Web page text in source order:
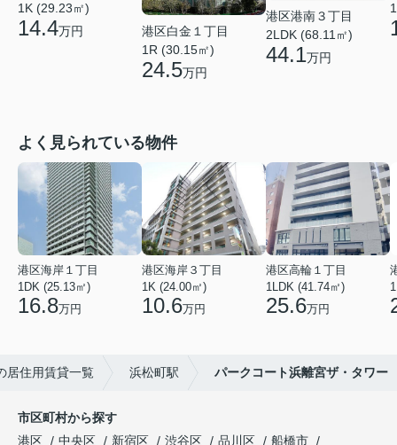
1K (29.23㎡)
14.4万円
港区白金１丁目
1R (30.15㎡)
24.5万円
港区港南３丁目
2LDK (68.11㎡)
44.1万円
よく見られている物件
港区海岸１丁目
1DK (25.13㎡)
16.8万円
港区海岸３丁目
1K (24.00㎡)
10.6万円
港区高輪１丁目
1LDK (41.74㎡)
25.6万円
居住用賃貸一覧 浜松町駅 パークコート浜離宮ザ・タワー
市区町村から探す
港区
中央区 新宿区 渋谷区 品川区
船橋市